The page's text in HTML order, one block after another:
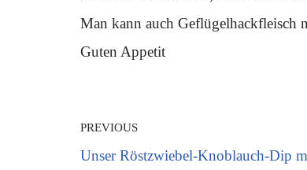
Man kann auch Geflügelhackfleisch
Guten Appetit
PREVIOUS
Unser Röstzwiebel-Knoblauch-Dip